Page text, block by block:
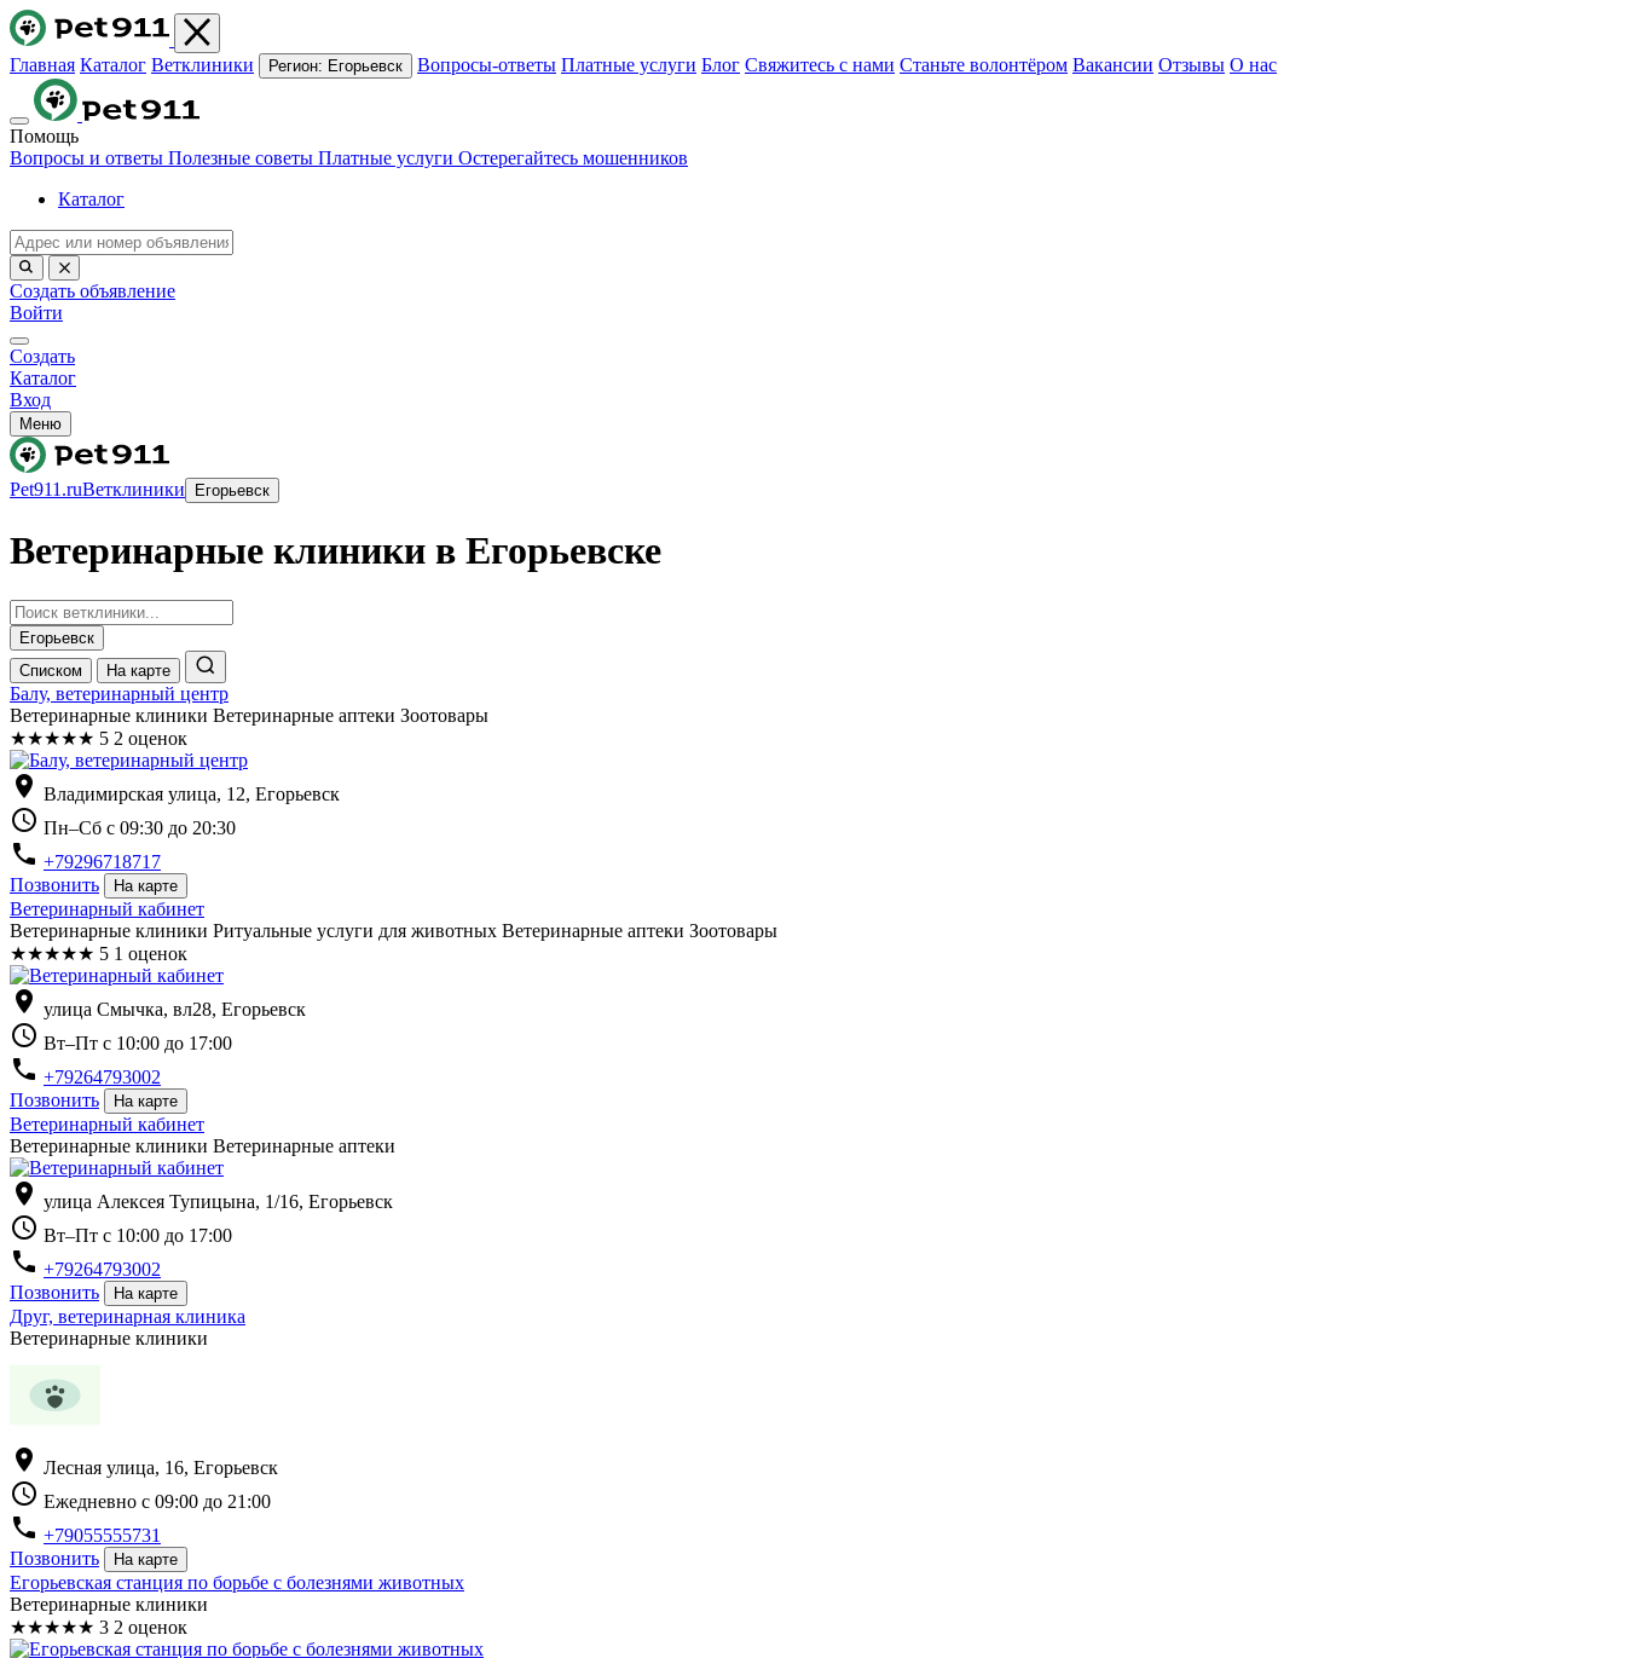
Главная Каталог Ветклиники Регион: Егорьевск Вопросы-ответы Платные услуги Блог Свяжитесь с нами Станьте волонтёром Вакансии Отзывы О нас
Помощь
Вопросы и ответы Полезные советы Платные услуги Остерегайтесь мошенников
Каталог
Создать объявление
Войти
Создать
Каталог
Вход
Меню
Pet911.ruВетклиники Егорьевск
Ветеринарные клиники в Егорьевске
Егорьевск
Списком
На карте
Балу, ветеринарный центр
Ветеринарные клиники Ветеринарные аптеки Зоотовары
★★★★★ 5 2 оценок
location_on Владимирская улица, 12, Егорьевск
schedule Пн–Сб с 09:30 до 20:30
phone +79296718717
Позвонить
На карте
Ветеринарный кабинет
Ветеринарные клиники Ритуальные услуги для животных Ветеринарные аптеки Зоотовары
★★★★★ 5 1 оценок
location_on улица Смычка, вл28, Егорьевск
schedule Вт–Пт с 10:00 до 17:00
phone +79264793002
Позвонить
На карте
Ветеринарный кабинет
Ветеринарные клиники Ветеринарные аптеки
location_on улица Алексея Тупицына, 1/16, Егорьевск
schedule Вт–Пт с 10:00 до 17:00
phone +79264793002
Позвонить
На карте
Друг, ветеринарная клиника
Ветеринарные клиники
location_on Лесная улица, 16, Егорьевск
schedule Ежедневно с 09:00 до 21:00
phone +79055555731
Позвонить
На карте
Егорьевская станция по борьбе с болезнями животных
Ветеринарные клиники
★★★★★ 3 2 оценок